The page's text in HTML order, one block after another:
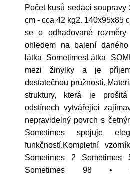
Počet kusů sedací soupravy
cm - cca 42 kg2. 140x95x85
se o odhadované
ohledem na balení
látka SometimesLátka
mezi žinylky a je
dostatečnou pružností.
struktury, která je
odstínech vytvářející
nepravidelný povrch s
Sometimes spojuje
funkčností.Kompletní
Sometimes 2 Sometimes
Sometimes 98 •